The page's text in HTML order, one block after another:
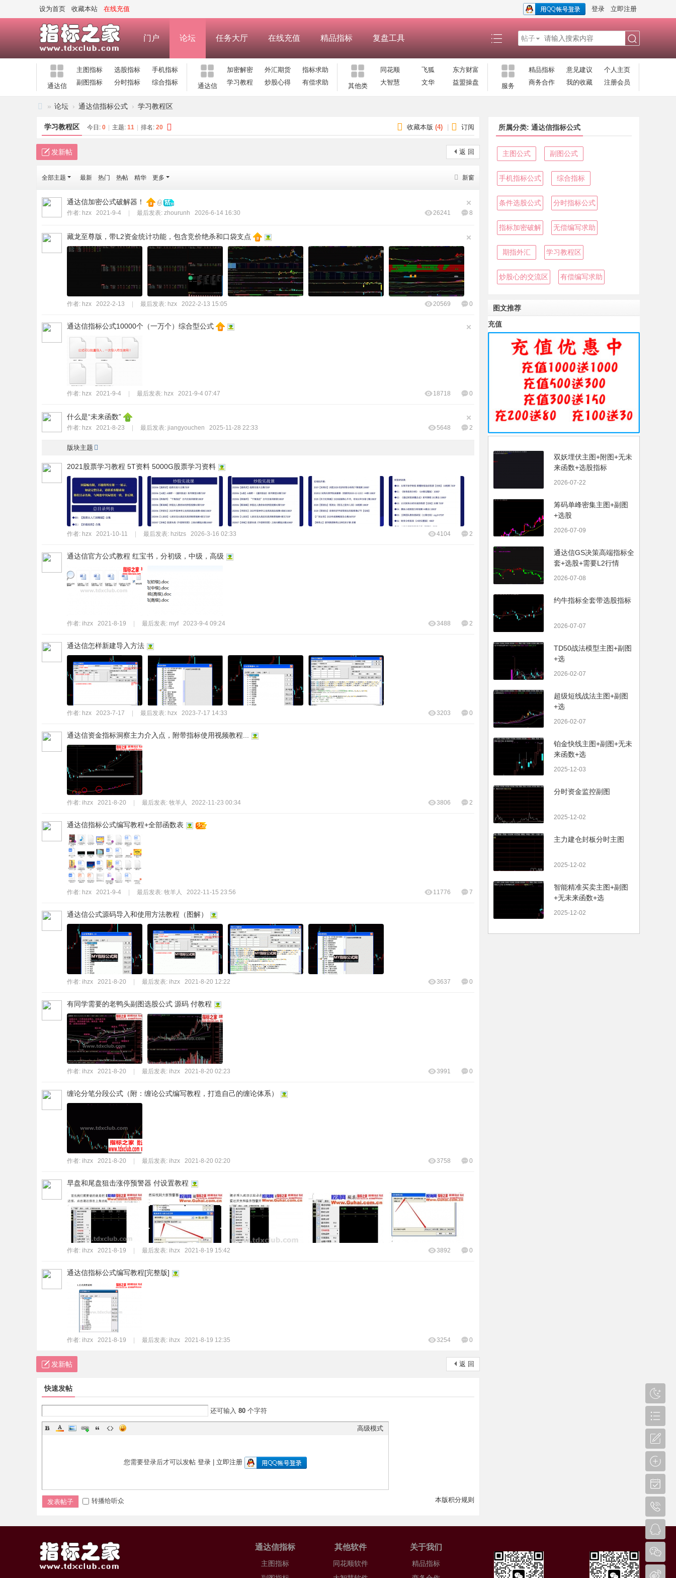
设为首页 收藏本站 在线充值 登录 立即注册
门户 论坛 任务大厅 在线充值 精品指标 复盘工具 帖子
通达信
主图指标 选股指标
手机指标
副图指标
分时指标 综合指标 通达信
加密解密 外汇期货
指标求助
学习教程
炒股心得 有偿求助 其他类
同花顺 飞狐
东方财富
大智慧
文华 益盟操盘 服务
精品指标 意见建议
个人主页
商务合作
我的收藏 注册会员
标
之
—
式
标
程
享
网
» 论坛 › 通达信指标公式 › 学习教程区
收藏本版 (4) 订阅
学习教程区 今日: 0 主题: 11 排名: 20
返 回
发新帖
新窗
全部主题 最新 热门 热帖 精华 更多
通达信加密公式破解器！
作者: hzx 2021-9-4 最后发表: zhourunh 2026-6-14 16:30 8
26241
藏龙至尊版，带L2资金统计功能，包含竞价绝杀和口袋支点
作者: hzx 2022-2-13 最后发表: hzx 2022-2-13 15:05 0
20569
通达信指标公式10000个（一万个）综合型公式
作者: hzx 2021-9-4 最后发表: hzx 2021-9-4 07:47 0
18718
什么是“未来函数”
作者: hzx 2021-8-23 最后发表: jiangyouchen 2025-11-28 22:33 2
5648
版块主题
2021股票学习教程 5T资料 5000G股票学习资料
作者: hzx 2021-10-11 最后发表: hzitzs 2026-3-16 02:33 2
4104
通达信官方公式教程 红宝书，分初级，中级，高级
作者: ihzx 2021-8-19 最后发表: myf 2023-9-4 09:24 2
3488
通达信怎样新建导入方法
作者: hzx 2023-7-17 最后发表: hzx 2023-7-17 14:33 0
3203
通达信资金指标洞察主力介入点，附带指标使用视频教程...
作者: ihzx 2021-8-20 最后发表: 牧羊人 2022-11-23 00:34 2
3806
通达信指标公式编写教程+全部函数表
作者: hzx 2021-9-4 最后发表: 牧羊人 2022-11-15 23:56 7
11776
通达信公式源码导入和使用方法教程（图解）
作者: ihzx 2021-8-20 最后发表: ihzx 2021-8-20 12:22 0
3637
有同学需要的老鸭头副图选股公式 源码 付教程
作者: ihzx 2021-8-20 最后发表: ihzx 2021-8-20 02:23 0
3991
缠论分笔分段公式（附：缠论公式编写教程，打造自己的缠论体系）
作者: ihzx 2021-8-20 最后发表: ihzx 2021-8-20 02:20 0
3758
早盘和尾盘狙击涨停预警器 付设置教程
作者: ihzx 2021-8-19 最后发表: ihzx 2021-8-19 15:42 0
3892
通达信指标公式编写教程[完整版]
作者: ihzx 2021-8-19 最后发表: ihzx 2021-8-19 12:35 0
3254
返 回
发新帖
快速发帖
还可输入 80 个字符
高级模式
您需要登录后才可以发帖 登录 立即注册
本版积分规则
发表帖子 转播给听众
所属分类: 通达信指标公式
主图公式 副图公式
手机指标公式 综合指标
条件选股公式 分时指标公式
指标加密破解 无偿编写求助
期指外汇 学习教程区
炒股心的交流区 有偿编写求助
图文推荐
充值
双妖埋伏主图+附图+无未
来函数+选股指标
2026-07-22
筹码单峰密集主图+副图
+选股
2026-07-09
通达信GS决策高端指标全
套+选股+需要L2行情
2026-07-08
约牛指标全套带选股指标
2026-07-07
TD50战法模型主图+副图
+选
2026-02-07
超级短线战法主图+副图
+选
2026-02-07
铂金快线主图+副图+无未
来函数+选
2025-12-03
分时资金监控副图
2025-12-02
主力建仓封板分时主图
2025-12-02
智能精准买卖主图+副图
+无未来函数+选
2025-12-02
通达信指标
主图指标
其他软件
同花顺软件
关于我们
精品指标